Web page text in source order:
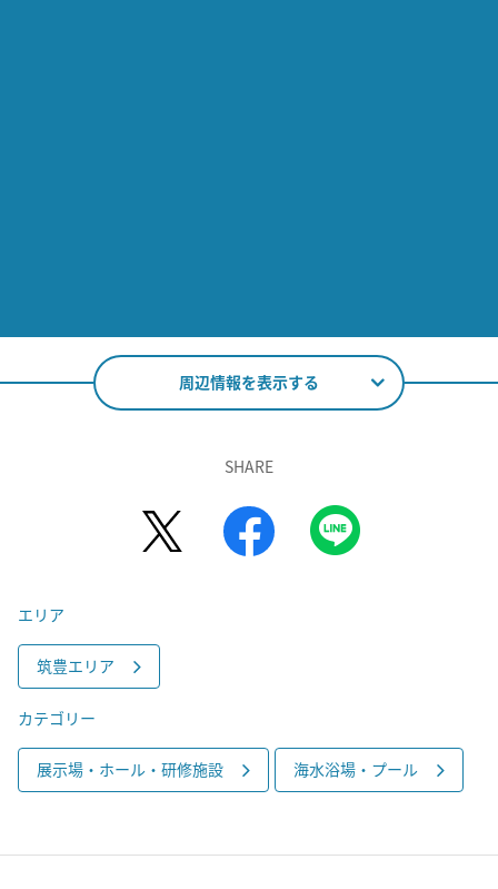
周辺情報を表示する
SHARE
エリア
筑豊エリア
カテゴリー
展示場・ホール・研修施設 海水浴場・プール